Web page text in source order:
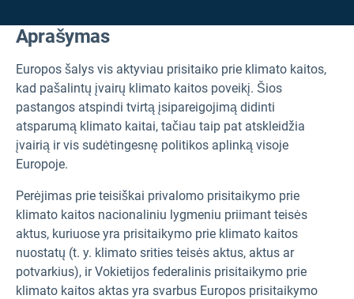
Aprašymas
Europos šalys vis aktyviau prisitaiko prie klimato kaitos,
kad pašalintų įvairų klimato kaitos poveikį. Šios
pastangos atspindi tvirtą įsipareigojimą didinti
atsparumą klimato kaitai, tačiau taip pat atskleidžia
įvairią ir vis sudėtingesnę politikos aplinką visoje
Europoje.
Perėjimas prie teisiškai privalomo prisitaikymo prie
klimato kaitos nacionaliniu lygmeniu priimant teisės
aktus, kuriuose yra prisitaikymo prie klimato kaitos
nuostatų (t. y. klimato srities teisės aktus, aktus ar
potvarkius), ir Vokietijos federalinis prisitaikymo prie
klimato kaitos aktas yra svarbus Europos prisitaikymo